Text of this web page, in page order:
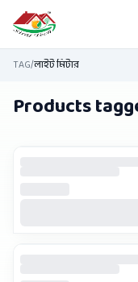
Skip to main content
TAG/লাইট মিটার
Products